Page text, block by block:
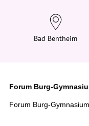
e
h
e
Bad Bentheim
Forum Burg-
Forum Burg-Gymnasium